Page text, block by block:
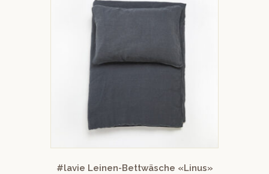
#lavie Leinen-Bettwäsche «Linus»